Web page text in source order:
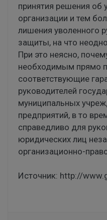
принятия решения об
организации и тем
лишения уволенного
защиты, на что
При это неясно,
необходимым прямо
соответствующие
руководителей
муниципальных
предприятий, в то
справедливо для
юридических лиц
организационно-
Источник: http://